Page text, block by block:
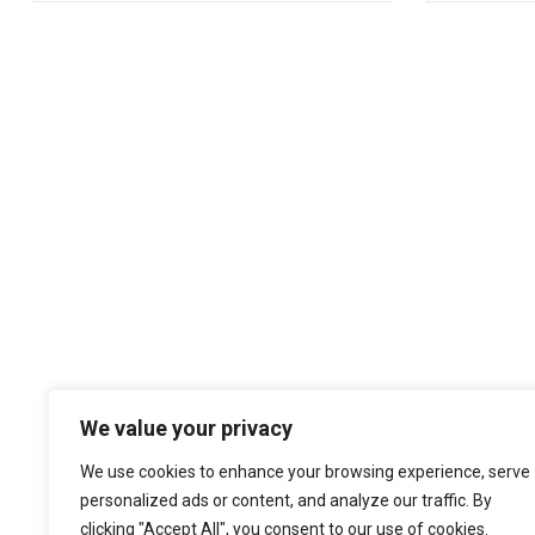
We value your privacy
We use cookies to enhance your browsing experience, serve
personalized ads or content, and analyze our traffic. By
clicking "Accept All", you consent to our use of cookies.
COMERLING LDA ® 2020 | DESIGN POR: ❤ Z89
DEVELOP